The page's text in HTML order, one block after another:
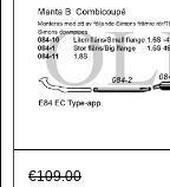
€109.00